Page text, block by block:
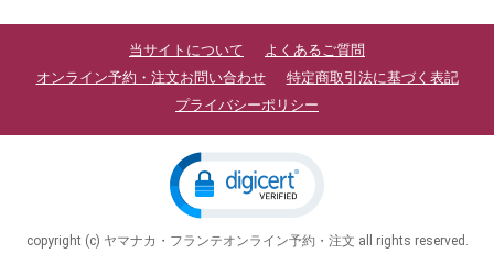
当サイトについて
よくあるご質問
オンライン予約・注文お問い合わせ
特定商取引法に基づく表記
プライバシーポリシー
copyright (c) ヤマナカ・フランテオンライン予約・注文 all rights reserved.